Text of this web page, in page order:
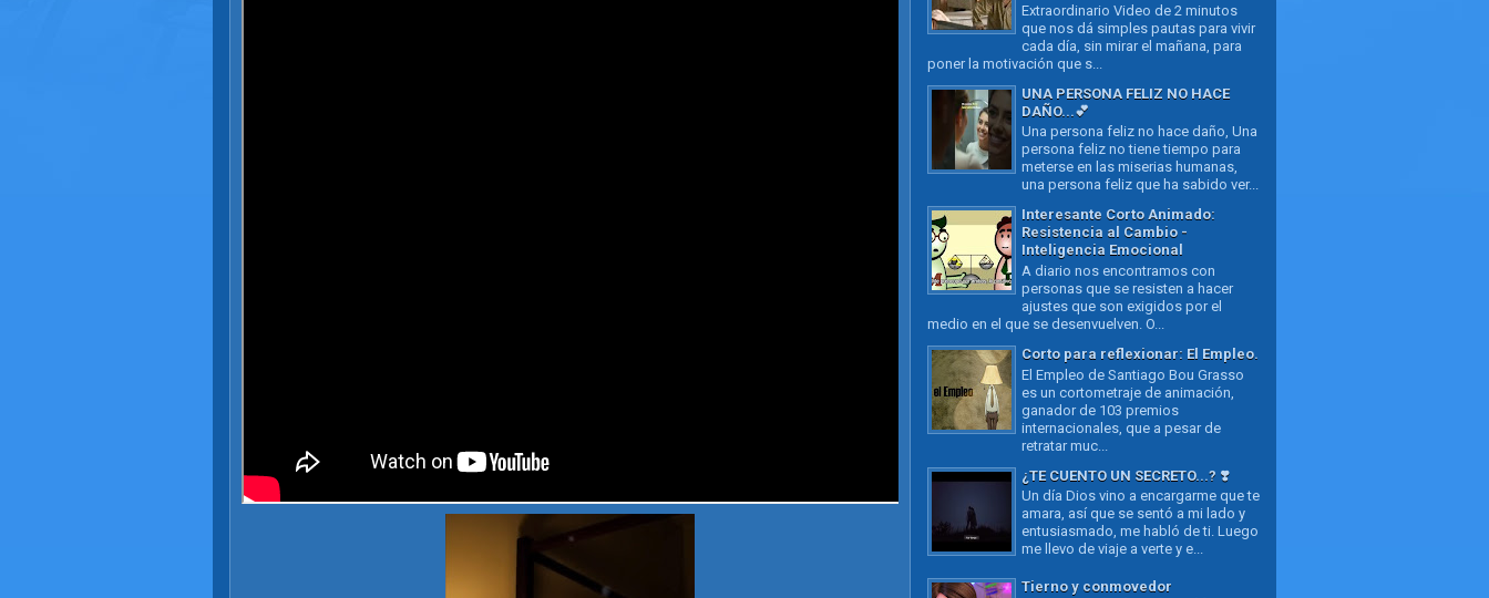
Extraordinario Video de 2 minutos
que nos dá simples pautas para vivir
cada día, sin mirar el mañana, para
poner la motivación que s...
UNA PERSONA FELIZ NO HACE
DAÑO...💕
Una persona feliz no hace daño, Una
persona feliz no tiene tiempo para
meterse en las miserias humanas,
una persona feliz que ha sabido ver...
Interesante Corto Animado:
Resistencia al Cambio -
Inteligencia Emocional
A diario nos encontramos con
personas que se resisten a hacer
ajustes que son exigidos por el
medio en el que se desenvuelven. O...
Corto para reflexionar: El Empleo.
El Empleo de Santiago Bou Grasso
es un cortometraje de animación,
ganador de 103 premios
internacionales, que a pesar de
retratar muc...
¿TE CUENTO UN SECRETO...? ❣️
Un día Dios vino a encargarme que te
amara, así que se sentó a mi lado y
entusiasmado, me habló de ti. Luego
me llevo de viaje a verte y e...
Tierno y conmovedor